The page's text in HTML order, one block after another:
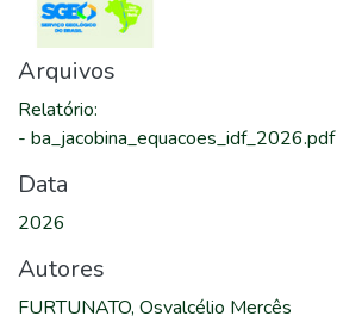
Arquivos
Relatório:
- ba_jacobina_equacoes_idf_2026.pdf
Data
2026
Autores
FURTUNATO, Osvalcélio Mercês